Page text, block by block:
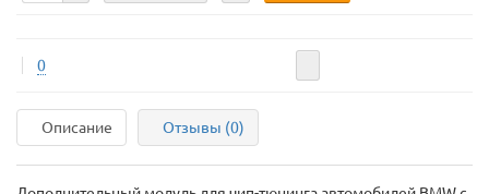
0
Описание Отзывы (0)